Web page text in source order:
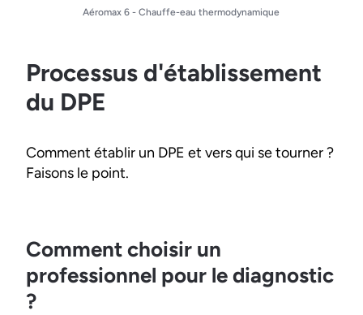
Aéromax 6 - Chauffe-eau thermodynamique
Processus d'établissement
du DPE
Comment établir un DPE et vers qui se tourner ?
Faisons le point.
Comment choisir un
professionnel pour le diagnostic
?